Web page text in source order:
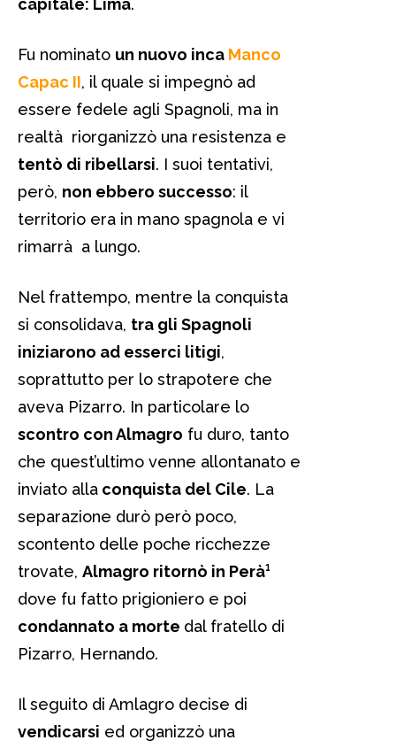
capitale: Lima.
Fu nominato un nuovo inca Manco
Capac II, il quale si impegnò ad
essere fedele agli Spagnoli, ma in
realtà riorganizzò una resistenza e
tentò di ribellarsi. I suoi tentativi,
però, non ebbero successo: il
territorio era in mano spagnola e vi
rimarrà a lungo.
Nel frattempo, mentre la conquista
si consolidava, tra gli Spagnoli
iniziarono ad esserci litigi,
soprattutto per lo strapotere che
aveva Pizarro. In particolare lo
scontro con Almagro fu duro, tanto
che quest’ultimo venne allontanato e
inviato alla conquista del Cile. La
separazione durò però poco,
scontento delle poche ricchezze
trovate, Almagro ritornò in Perà¹
dove fu fatto prigioniero e poi
condannato a morte dal fratello di
Pizarro, Hernando.
Il seguito di Amlagro decise di
vendicarsi ed organizzò una